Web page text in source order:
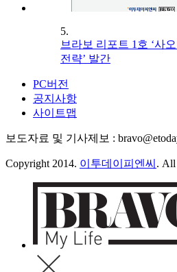
5.
브라보 리포트 1호 ‘사
전략’ 발간
PC버전
공지사항
사이트맵
보도자료 및 기사제보 :
Copyright 2014. 이투데이피엔씨 . All